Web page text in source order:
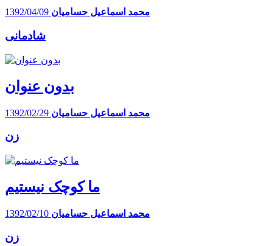
محمد اسماعیل حسامیان 1392/04/09
شادمانی
بدون عنوان
محمد اسماعیل حسامیان 1392/02/29
زن
ما کوچک نیستیم
محمد اسماعیل حسامیان 1392/02/10
زن